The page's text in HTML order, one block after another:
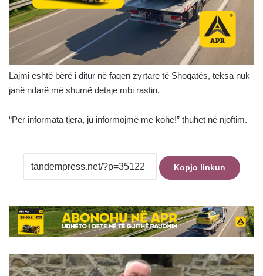
Lajmi është bërë i ditur në faqen zyrtare të Shoqatës, teksa nuk
janë ndarë më shumë detaje mbi rastin.
“Për informata tjera, ju informojmë me kohë!” thuhet në njoftim.
Kopjo linkun
Rivarrimi
i